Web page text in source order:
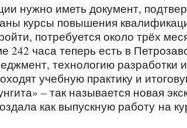
нужно иметь документ,
курсы повышения
потребуется около трёх
242 часа теперь есть в
технологию разработки
учебную практику и
– так называется новая
как выпускную работу на